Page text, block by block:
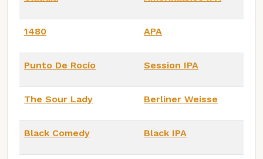
1480 APA
Punto De Rocío Session IPA
The Sour Lady Berliner Weisse
Black Comedy Black IPA